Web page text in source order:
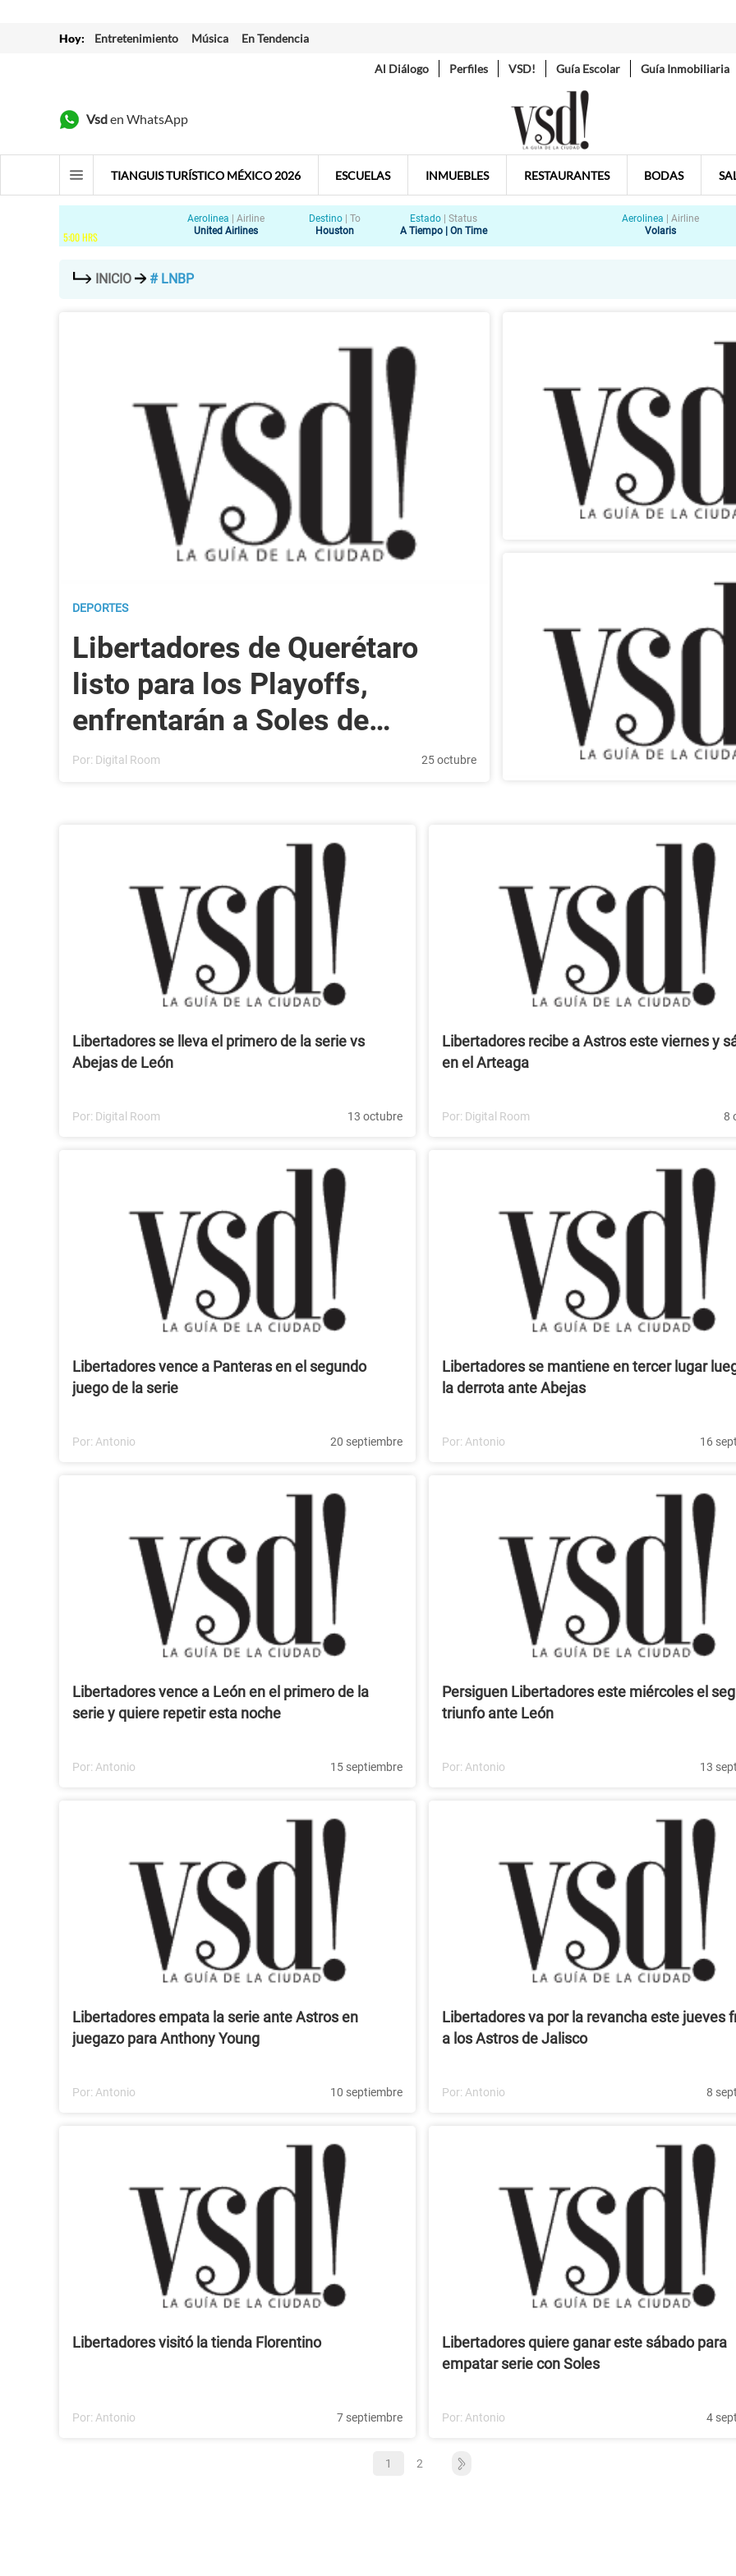
Hoy: Entretenimiento Música En Tendencia
Al Diálogo Perfiles VSD! Guía Escolar Guía Inmobiliaria
Vsden WhatsApp
TIANGUIS TURÍSTICO MÉXICO 2026 ESCUELAS INMUEBLES RESTAURANTES BODAS
5:00HRS
Aerolinea
Airline
United Airlines
Destino
To
Houston
Estado
Status
A Tiempo | On Time
Aerolinea
Airline
Volaris
INICIO # LNBP
DEPORTES
Libertadores de Querétaro
listo para los Playoffs,
enfrentarán a Soles de
Mexicali
Por: Digital Room 25 octubre
Libertadores se lleva el primero de la serie vs
Abejas de León
Por: Digital Room 13 octubre
Libertadores recibe a Astros este viernes y
en el Arteaga
Por: Digital Room 8
Libertadores vence a Panteras en el segundo
juego de la serie
Por: Antonio 20 septiembre
Libertadores se mantiene en tercer lugar
la derrota ante Abejas
Por: Antonio 16
Libertadores vence a León en el primero de la
serie y quiere repetir esta noche
Por: Antonio 15 septiembre
Persiguen Libertadores este miércoles el
triunfo ante León
Por: Antonio 13
Libertadores empata la serie ante Astros en
juegazo para Anthony Young
Por: Antonio 10 septiembre
Libertadores va por la revancha este jueves
a los Astros de Jalisco
Por: Antonio 8
Libertadores visitó la tienda Florentino
Por: Antonio 7 septiembre
Libertadores quiere ganar este sábado para
empatar serie con Soles
Por: Antonio 4
1 2